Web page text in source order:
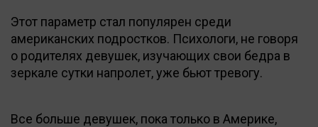
Этот параметр стал популярен среди
американских подростков. Психологи, не говоря
о родителях девушек, изучающих свои бедра в
зеркале сутки напролет, уже бьют тревогу.
Все больше девушек, пока только в Америке,